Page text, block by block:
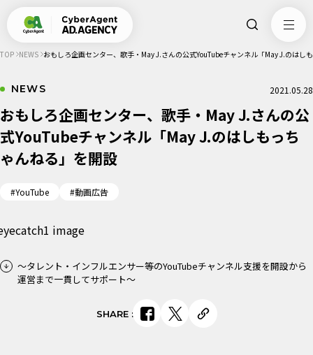
TOP NEWS おもしろ企画センター、歌手・May J.さんの公式YouTubeチャンネル「May J.のはし
NEWS 2021.05.28
おもしろ企画センター、歌手・May J.さんの公
式YouTubeチャンネル「May J.のはしもっち
ゃんねる」を開設
#YouTube #動画広告
～タレント・インフルエンサー等のYouTubeチャンネル支援を開設から
運営まで一貫してサポート～
SHARE: